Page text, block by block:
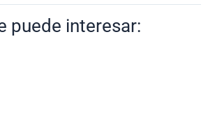
puede interesar: